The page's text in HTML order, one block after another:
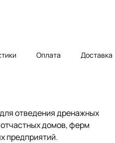
Оплата Доставка
отведения дренажных
домов, ферм
предприятий.